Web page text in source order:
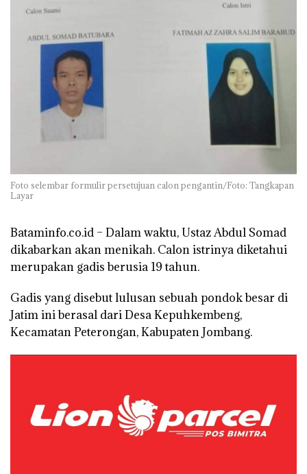
Foto selembar formulir persetujuan calon pengantin/Foto: Tangkapan
Layar
Bataminfo.co.id – Dalam waktu, Ustaz Abdul Somad
dikabarkan akan menikah. Calon istrinya diketahui
merupakan gadis berusia 19 tahun.
Gadis yang disebut lulusan sebuah pondok besar di
Jatim ini berasal dari Desa Kepuhkembeng,
Kecamatan Peterongan, Kabupaten Jombang.